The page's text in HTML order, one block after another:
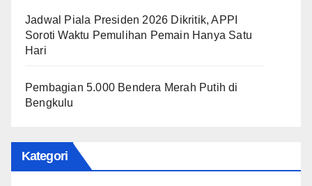
Jadwal Piala Presiden 2026 Dikritik, APPI
Soroti Waktu Pemulihan Pemain Hanya Satu
Hari
Pembagian 5.000 Bendera Merah Putih di
Bengkulu
Kategori